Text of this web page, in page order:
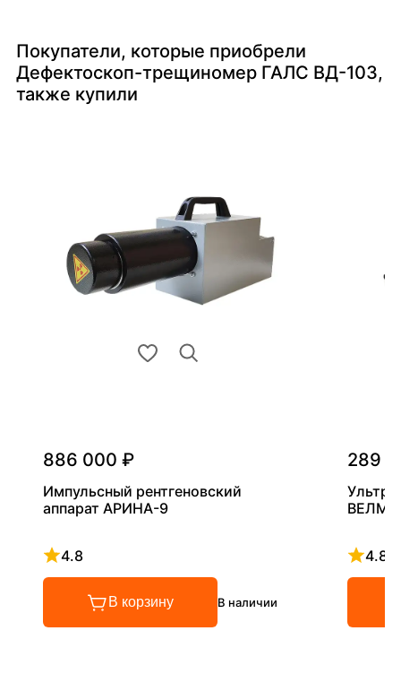
Покупатели, которые приобрели
Дефектоскоп-трещиномер ГАЛС ВД-103,
также купили
886 000 ₽
Импульсный рентгеновский
аппарат АРИНА-9
4.8
Рейтинг 4.8 из 5
В корзину В наличии
289
4.8